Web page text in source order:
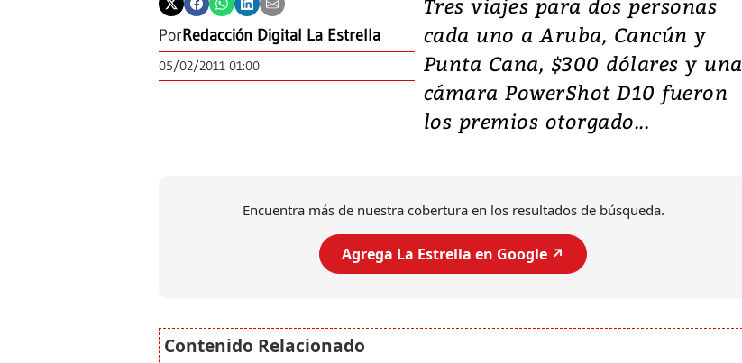
PorRedacción Digital La Estrella
05/02/2011 01:00
cada uno a Aruba, Cancún y
Punta Cana, $300 dólares y una
cámara PowerShot D10 fueron
los premios otorgado...
Encuentra más de nuestra cobertura en los resultados de búsqueda.
Agrega La Estrella en Google ↗️
Isidro Carbonell,
director de la Lotería:
‘Vamos a ser más
transparentes, tengan fe